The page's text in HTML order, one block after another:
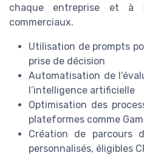
chaque entreprise et à
commerciaux.
Utilisation de prompts
prise de décision
Automatisation de
l’intelligence artificielle
Optimisation des
plateformes comme
Création de parcours
personnalisés, éligibles